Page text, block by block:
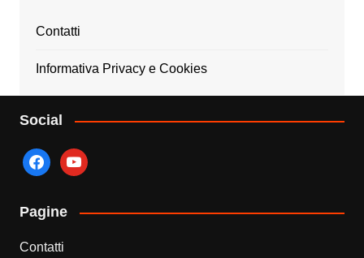
Contatti
Informativa Privacy e Cookies
Social
facebookyoutube
Pagine
Contatti